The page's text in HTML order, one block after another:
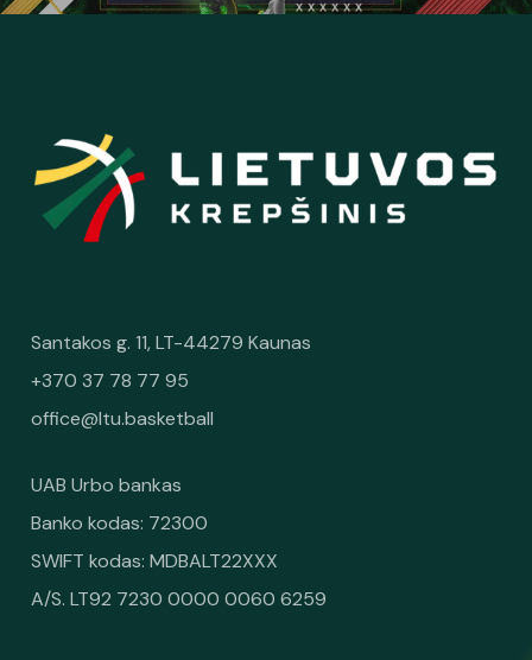
Santakos g. 11, LT-44279 Kaunas
+370 37 78 77 95
office@ltu.basketball
UAB Urbo bankas
Banko kodas: 72300
SWIFT kodas: MDBALT22XXX
A/S. LT92 7230 0000 0060 6259